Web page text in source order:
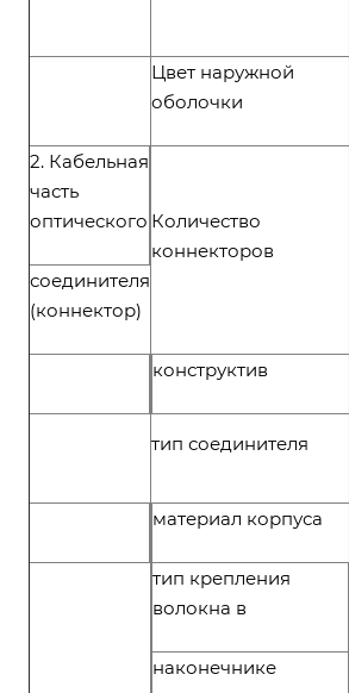
Цвет наружной
оболочки
2. Кабельная
часть
оптического Количество
коннекторов
соединителя
(коннектор)
конструктив
тип соединителя
материал корпуса
тип крепления
волокна в
наконечнике